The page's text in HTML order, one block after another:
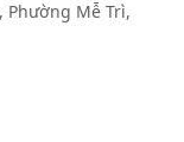
Phường Mễ Trì,